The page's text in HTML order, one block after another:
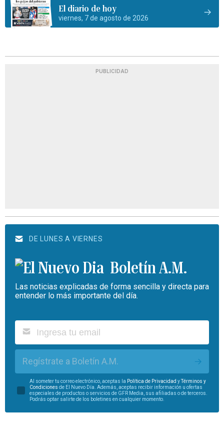
El diario de hoy
viernes, 7 de agosto de 2026
PUBLICIDAD
DE LUNES A VIERNES
Boletín A.M.
Las noticias explicadas de forma sencilla y directa para
entender lo más importante del día.
Regístrate a Boletín A.M.
Al someter tu correo electrónico, aceptas la Política de Privacidad yTérminos y
Condiciones de El Nuevo Día. Además, aceptas recibir información u ofertas
especiales de productos o servicios de GFR Media, sus afiliadas o de terceros.
Podrás optar salirte de los boletines en cualquier momento.